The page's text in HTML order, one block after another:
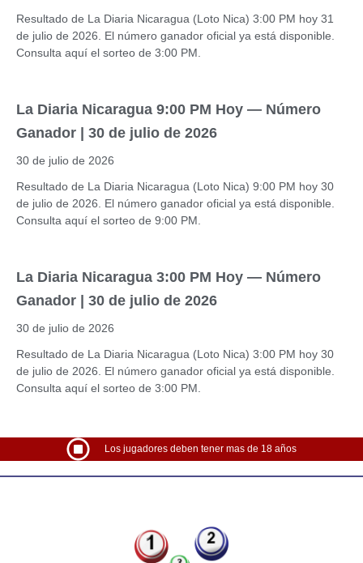
Resultado de La Diaria Nicaragua (Loto Nica) 3:00 PM hoy 31
de julio de 2026. El número ganador oficial ya está disponible.
Consulta aquí el sorteo de 3:00 PM.
La Diaria Nicaragua 9:00 PM Hoy — Número
Ganador | 30 de julio de 2026
30 de julio de 2026
Resultado de La Diaria Nicaragua (Loto Nica) 9:00 PM hoy 30
de julio de 2026. El número ganador oficial ya está disponible.
Consulta aquí el sorteo de 9:00 PM.
La Diaria Nicaragua 3:00 PM Hoy — Número
Ganador | 30 de julio de 2026
30 de julio de 2026
Resultado de La Diaria Nicaragua (Loto Nica) 3:00 PM hoy 30
de julio de 2026. El número ganador oficial ya está disponible.
Consulta aquí el sorteo de 3:00 PM.
Los jugadores deben tener mas de 18 años